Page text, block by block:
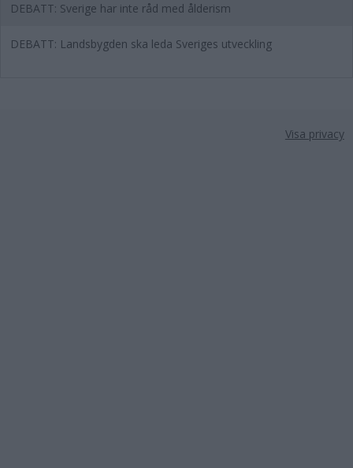
DEBATT: Sverige har inte råd med ålderism
DEBATT: Landsbygden ska leda Sveriges utveckling
Visa privacy